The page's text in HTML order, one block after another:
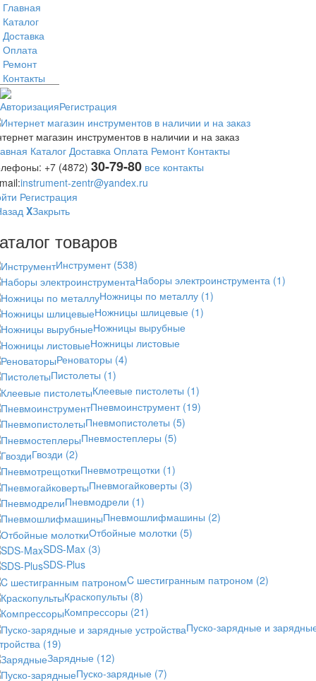
Главная
Каталог
Доставка
Оплата
Ремонт
Контакты
АвторизацияРегистрация
магазин инструментов в наличии и на заказ
Каталог Доставка Оплата Ремонт Контакты
+7 (4872) 30-79-80 все контакты
instrument-zentr@yandex.ru
Регистрация
XЗакрыть
товаров
Инструмент (538)
Наборы электроинструмента (1)
Ножницы по металлу (1)
Ножницы шлицевые (1)
Ножницы вырубные
Ножницы листовые
Реноваторы (4)
Пистолеты (1)
Клеевые пистолеты (1)
Пневмоинструмент (19)
Пневмопистолеты (5)
Пневмостеплеры (5)
Гвозди (2)
Пневмотрещотки (1)
Пневмогайковерты (3)
Пневмодрели (1)
Пневмошлифмашины (2)
Отбойные молотки (5)
SDS-Max (3)
SDS-Plus
C шестигранным патроном (2)
Краскопульты (8)
Компрессоры (21)
Пуско-зарядные и
(19)
Зарядные (12)
Пуско-зарядные (7)